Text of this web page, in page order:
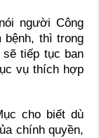
người Công
bệnh, thì trong
tiếp tục ban
vụ thích hợp
cho biết dù
chính quyền,